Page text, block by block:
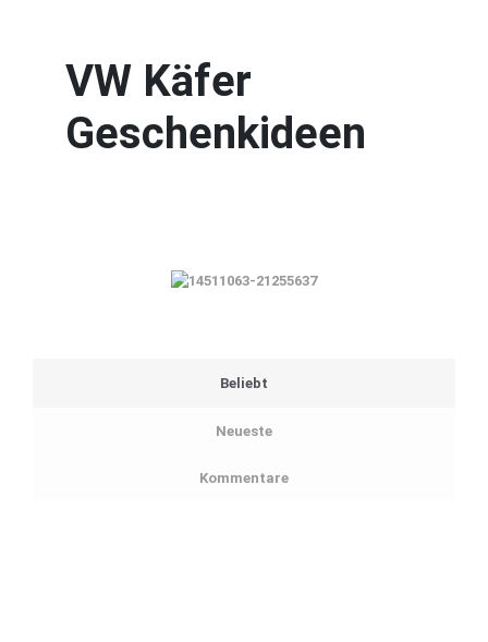
VW Käfer
Geschenkideen
Beliebt
Neueste
Kommentare